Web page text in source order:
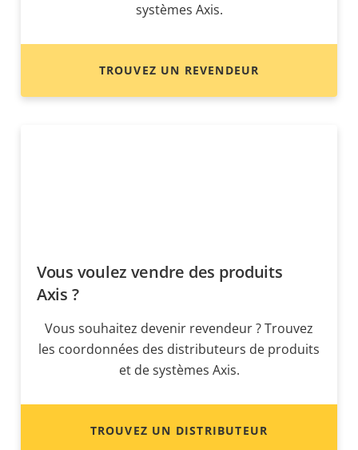
systèmes Axis.
TROUVEZ UN REVENDEUR
Vous voulez vendre des produits
Axis ?
Vous souhaitez devenir revendeur ? Trouvez
les coordonnées des distributeurs de produits
et de systèmes Axis.
TROUVEZ UN DISTRIBUTEUR